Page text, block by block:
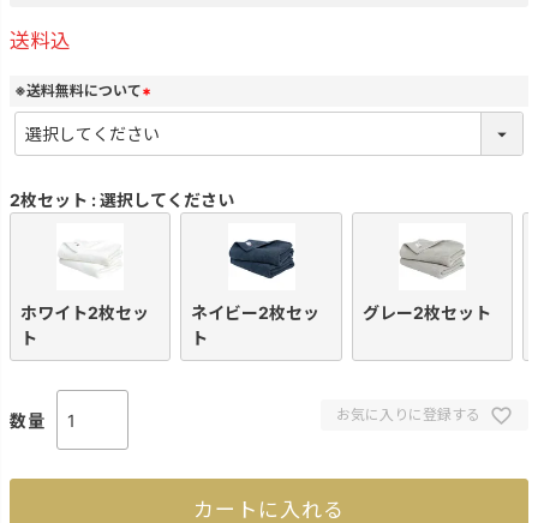
送料込
※送料無料について
(
必
須
2枚セット 選択してください
ホワイト2枚セッ
ト
ネイビー2枚セッ
ト
グレー2枚セット
お気に入りに登録する
カートに入れる